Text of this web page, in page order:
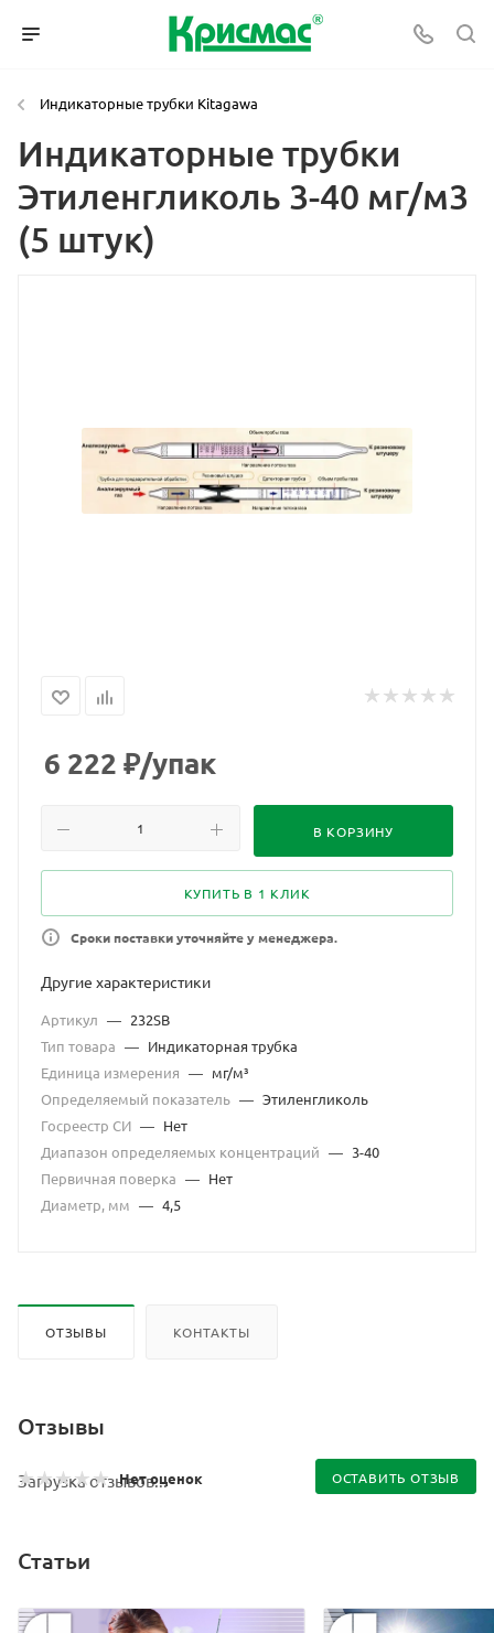
Индикаторные трубки Kitagawa
Индикаторные трубки
Этиленгликоль 3-40 мг/м3
(5 штук)
6 222 ₽/упак
В КОРЗИНУ
КУПИТЬ В 1 КЛИК
Сроки поставки уточняйте у менеджера.
Другие характеристики
Артикул — 232SB
Тип товара — Индикаторная трубка
Единица измерения — мг/м³
Определяемый показатель — Этиленгликоль
Госреестр СИ — Нет
Диапазон определяемых концентраций — 3-40
Первичная поверка — Нет
Диаметр, мм — 4,5
ОТЗЫВЫ КОНТАКТЫ
Отзывы
Нет оценок ОСТАВИТЬ ОТЗЫВ
Загрузка отзывов...
Статьи